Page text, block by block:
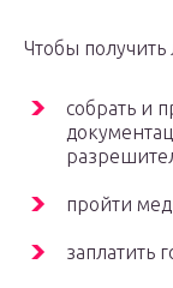
Чтобы
собрать и
пройти
заплатить